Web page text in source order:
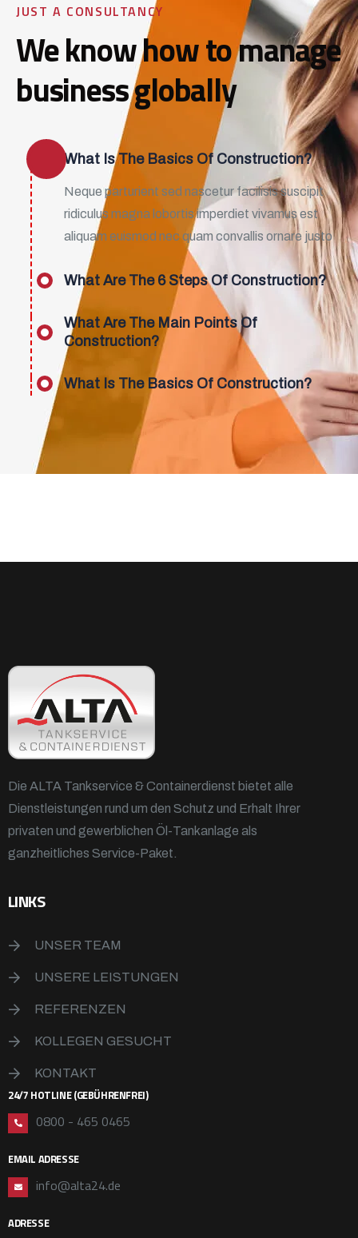
JUST A CONSULTANCY
We know how to manage
business globally
What Is The Basics Of Construction?
Neque parturient sed nascetur facilisis suscipit
ridiculus magna lobortis imperdiet vivamus est
aliquam euismod nec quam convallis ornare justo
What Are The 6 Steps Of Construction?
What Are The Main Points Of
Construction?
What Is The Basics Of Construction?
Die ALTA Tankservice & Containerdienst bietet alle
Dienstleistungen rund um den Schutz und Erhalt Ihrer
privaten und gewerblichen Öl-Tankanlage als
ganzheitliches Service-Paket.
LINKS
UNSER TEAM
UNSERE LEISTUNGEN
REFERENZEN
KOLLEGEN GESUCHT
KONTAKT
24/7 HOTLINE (GEBÜHRENFREI)
0800 - 465 0465
EMAIL ADRESSE
info@alta24.de
ADRESSE